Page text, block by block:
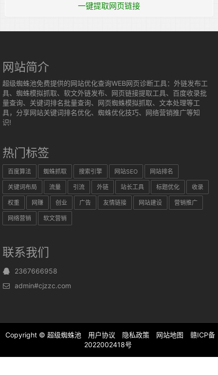
一键提取网页链接
网站简介
超级蜘蛛池免费提供的网站优化查询WEB网页诊断工具：外链发布工
具、蜘蛛模拟抓取、软文外链发布、网页链接提取工具、百度收录批
量查询、关键词排名批量查询、网页蜘蛛模拟抓取、文本处理等工
具，分享网站关键词排名优化、蜘蛛优化技巧、网络营销推广等知
识!
热门标签
百度算法 蜘蛛抓取 搜索引擎 网站SEO 网站排名
关键词布局 流量 引流 外链 站长工具 标题优化 收录
权重 网赚 创业 广告 友情链接 网站建设 营销推广
网络营销 软文营销
联系我们
2367666958
admin#cjzzc.com
Copyright © 超级蜘蛛池 用户协议 隐私政策 网站地图
赣ICP备
2022002418号